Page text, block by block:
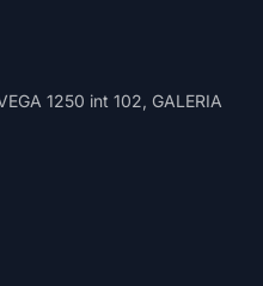
1250 int 102, GALERIA